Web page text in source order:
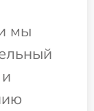
мы